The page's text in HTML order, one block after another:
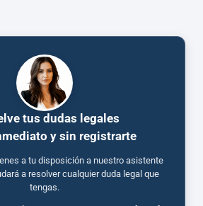
tus dudas legales
y sin registrarte
a tu disposición a nuestro asistente
a resolver cualquier duda legal que
tengas.